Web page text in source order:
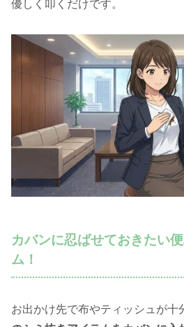
優しく叩くだけです。
カバンに忍ばせておきたい
ム！
お出かけ先で布やティッシュが十